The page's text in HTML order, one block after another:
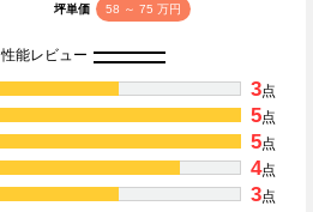
坪単価 58 ～ 75 万円
性能レビュー
3点
5点
5点
4点
3点